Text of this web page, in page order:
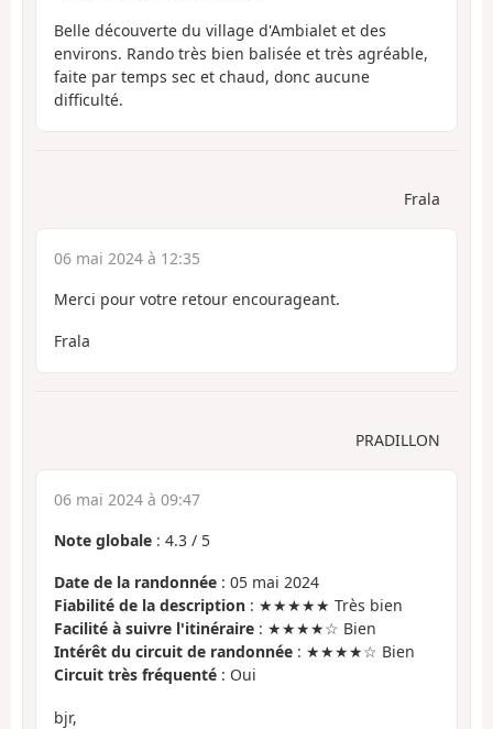
Belle découverte du village d'Ambialet et des
environs. Rando très bien balisée et très agréable,
faite par temps sec et chaud, donc aucune
difficulté.
Frala
06 mai 2024 à 12:35
Merci pour votre retour encourageant.
Frala
PRADILLON
06 mai 2024 à 09:47
Note globale : 4.3 / 5
Date de la randonnée : 05 mai 2024
Fiabilité de la description : ★★★★★ Très bien
Facilité à suivre l'itinéraire : ★★★★☆ Bien
Intérêt du circuit de randonnée : ★★★★☆ Bien
Circuit très fréquenté : Oui
bjr,